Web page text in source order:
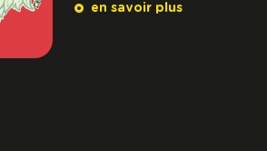
en savoir plus